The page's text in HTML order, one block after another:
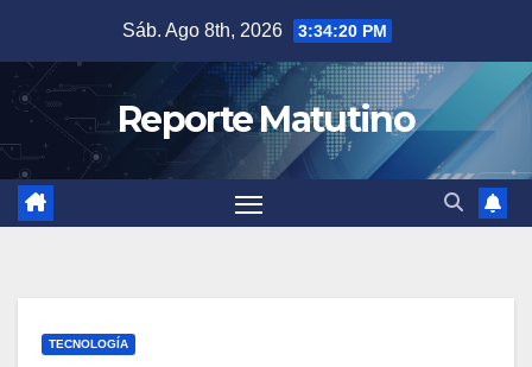
contenido
Sáb. Ago 8th, 2026 3:34:21 PM
Reporte Matutino
TECNOLOGÍA